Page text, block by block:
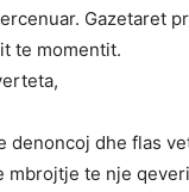
Gazetaret
te momentit.
denoncoj dhe flas
mbrojtje te nje